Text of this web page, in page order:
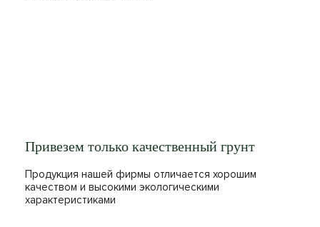
Привезем только качественный грунт
Продукция нашей фирмы отличается хорошим
качеством и высокими экологическими
характеристиками